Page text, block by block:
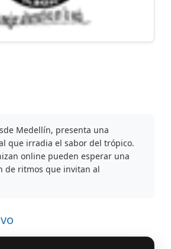
Medellín, presenta una
que irradia el sabor del trópico.
online pueden esperar una
de ritmos que invitan al